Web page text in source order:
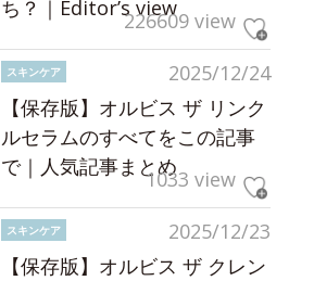
ち？｜Editor’s view226609 view
2025/12/24
スキンケア
【保存版】オルビス ザ リンク
ルセラムのすべてをこの記事
で｜人気記事まとめ1033 view
2025/12/23
スキンケア
【保存版】オルビス ザ クレン